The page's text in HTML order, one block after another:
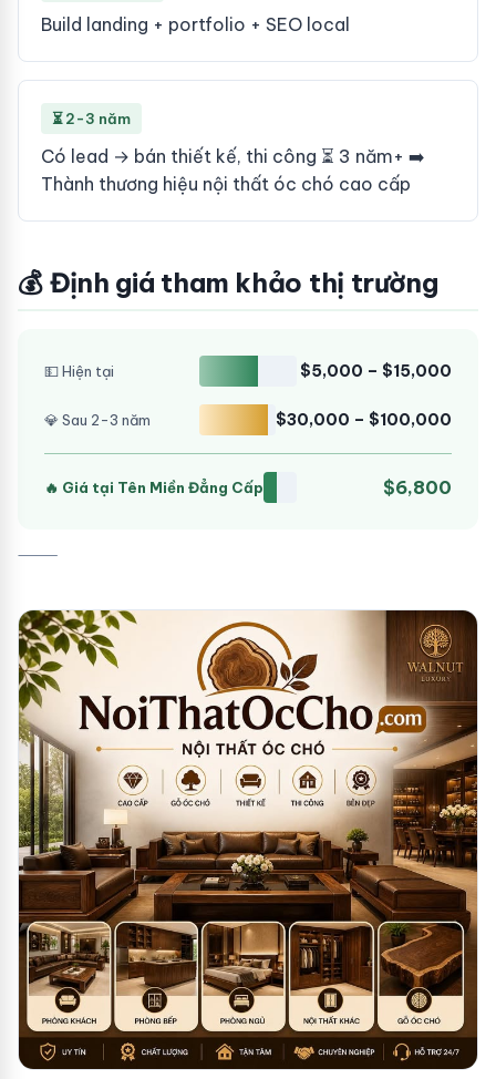
Build landing + portfolio + SEO local
⏳ 2-3 năm
Có lead → bán thiết kế, thi công ⏳ 3 năm+ ➡️
Thành thương hiệu nội thất óc chó cao cấp
💰 Định giá tham khảo thị trường
💵 Hiện tại $5,000 – $15,000
💎 Sau 2-3 năm $30,000 – $100,000
🔥 Giá tại Tên Miền Đẳng Cấp $6,800
⸻